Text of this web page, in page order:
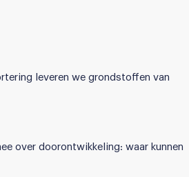
leveren we grondstoffen van
over doorontwikkeling: waar kunnen